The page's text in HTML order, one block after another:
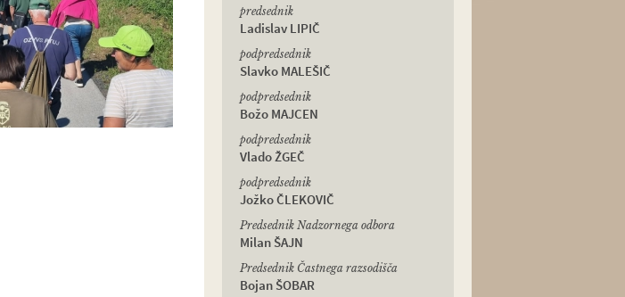
predsednik
Ladislav LIPIČ
podpredsednik
Slavko MALEŠIČ
podpredsednik
Božo MAJCEN
podpredsednik
Vlado ŽGEČ
podpredsednik
Jožko ČLEKOVIČ
Predsednik Nadzornega odbora
Milan ŠAJN
Predsednik Častnega razsodišča
Bojan ŠOBAR